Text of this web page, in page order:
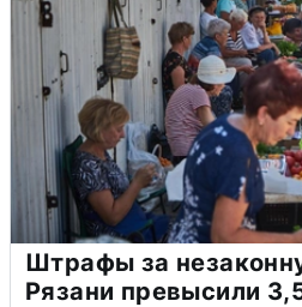
Штрафы за
Рязани превысили